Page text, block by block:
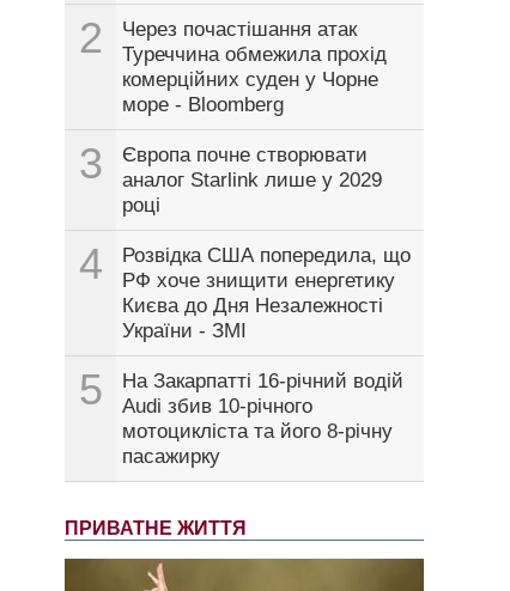
2
Через почастішання атак
Туреччина обмежила прохід
комерційних суден у Чорне
море - Bloomberg
3
Європа почне створювати
аналог Starlink лише у 2029
році
4
Розвідка США попередила, що
РФ хоче знищити енергетику
Києва до Дня Незалежності
України - ЗМІ
5
На Закарпатті 16-річний водій
Audi збив 10-річного
мотоцикліста та його 8-річну
пасажирку
ПРИВАТНЕ ЖИТТЯ